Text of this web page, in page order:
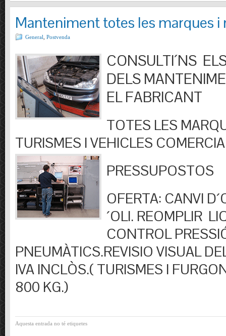
Manteniment totes les marques i
General Postvenda
CONSULTI´NS
DELS
EL FABRICANT
TOTES LES
TURISMES I VEHICLES
PRESSUPOSTOS
OFERTA: CANVI
´OLI. REOMPLIR
CONTROL
PNEUMÀTICS.REVISIO VISUAL
IVA INCLÒS.( TURISMES I
800 KG.)
Aquesta entrada no té etiquetes